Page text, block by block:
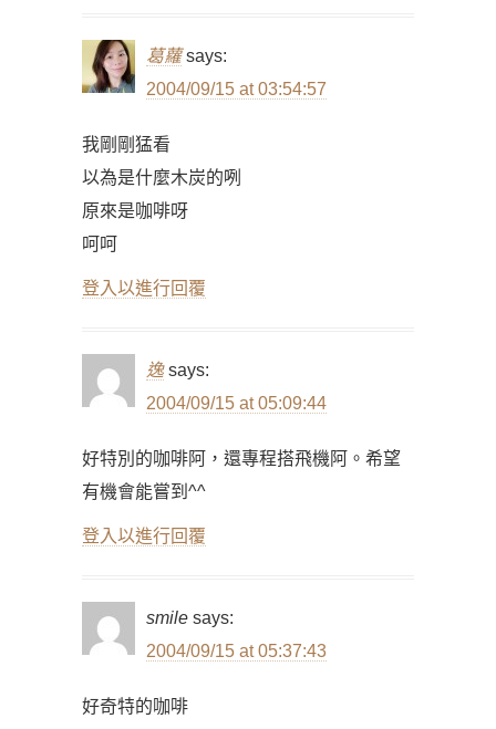
葛蘿 says:
2004/09/15 at 03:54:57
我剛剛猛看
以為是什麼木炭的咧
原來是咖啡呀
呵呵
登入以進行回覆
逸 says:
2004/09/15 at 05:09:44
好特別的咖啡阿，還專程搭飛機阿。希望
有機會能嘗到^^
登入以進行回覆
smile says:
2004/09/15 at 05:37:43
好奇特的咖啡